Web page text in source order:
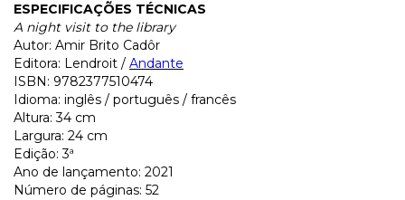
ESPECIFICAÇÕES TÉCNICAS
A night visit to the library
Autor: Amir Brito Cadôr
Editora: Lendroit / Andante
ISBN: 9782377510474
Idioma: inglês / português / francês
Altura: 34 cm
Largura: 24 cm
Edição: 3ª
Ano de lançamento: 2021
Número de páginas: 52